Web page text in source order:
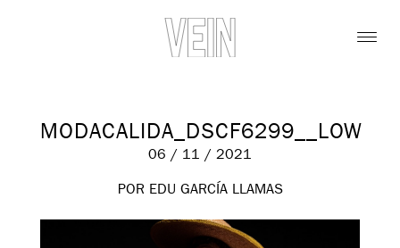
MODACALIDA_DSCF6299__LOW
06 / 11 / 2021
POR EDU GARCÍA LLAMAS